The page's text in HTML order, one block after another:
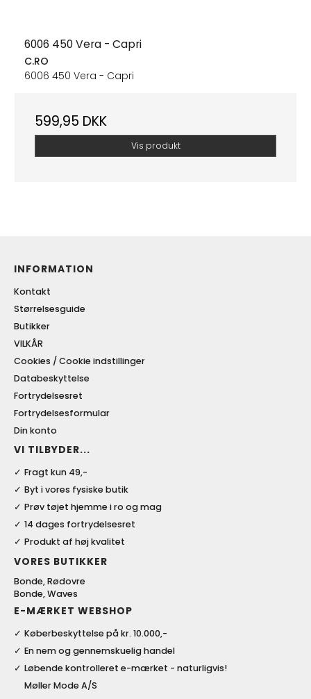
6006 450 Vera - Capri
C.RO
6006 450 Vera - Capri
599,95 DKK
Vis produkt
INFORMATION
Kontakt
Størrelsesguide
Butikker
VILKÅR
Cookies / Cookie indstillinger
Databeskyttelse
Fortrydelsesret
Fortrydelsesformular
Din konto
VI TILBYDER...
Fragt kun 49,-
Byt i vores fysiske butik
Prøv tøjet hjemme i ro og mag
14 dages fortrydelsesret
Produkt af høj kvalitet
VORES BUTIKKER
Bonde, Rødovre
Bonde, Waves
E-MÆRKET WEBSHOP
Køberbeskyttelse på kr. 10.000,-
En nem og gennemskuelig handel
Løbende kontrolleret e-mærket - naturligvis!
Møller Mode A/S